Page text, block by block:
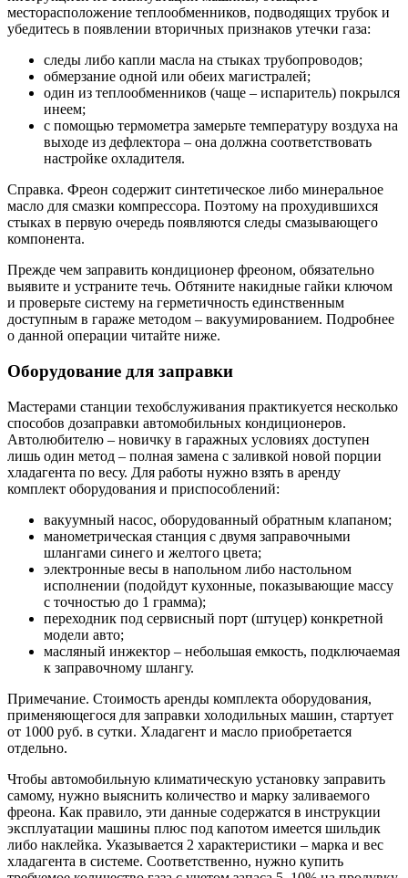
месторасположение теплообменников, подводящих трубок и
убедитесь в появлении вторичных признаков утечки газа:
следы либо капли масла на стыках трубопроводов;
обмерзание одной или обеих магистралей;
один из теплообменников (чаще – испаритель) покрылся
инеем;
с помощью термометра замерьте температуру воздуха на
выходе из дефлектора – она должна соответствовать
настройке охладителя.
Справка. Фреон содержит синтетическое либо минеральное
масло для смазки компрессора. Поэтому на прохудившихся
стыках в первую очередь появляются следы смазывающего
компонента.
Прежде чем заправить кондиционер фреоном, обязательно
выявите и устраните течь. Обтяните накидные гайки ключом
и проверьте систему на герметичность единственным
доступным в гараже методом – вакуумированием. Подробнее
о данной операции читайте ниже.
Оборудование для заправки
Мастерами станции техобслуживания практикуется несколько
способов дозаправки автомобильных кондиционеров.
Автолюбителю – новичку в гаражных условиях доступен
лишь один метод – полная замена с заливкой новой порции
хладагента по весу. Для работы нужно взять в аренду
комплект оборудования и приспособлений:
вакуумный насос, оборудованный обратным клапаном;
манометрическая станция с двумя заправочными
шлангами синего и желтого цвета;
электронные весы в напольном либо настольном
исполнении (подойдут кухонные, показывающие массу
с точностью до 1 грамма);
переходник под сервисный порт (штуцер) конкретной
модели авто;
масляный инжектор – небольшая емкость, подключаемая
к заправочному шлангу.
Примечание. Стоимость аренды комплекта оборудования,
применяющегося для заправки холодильных машин, стартует
от 1000 руб. в сутки. Хладагент и масло приобретается
отдельно.
Чтобы автомобильную климатическую установку заправить
самому, нужно выяснить количество и марку заливаемого
фреона. Как правило, эти данные содержатся в инструкции
эксплуатации машины плюс под капотом имеется шильдик
либо наклейка. Указывается 2 характеристики – марка и вес
хладагента в системе. Соответственно, нужно купить